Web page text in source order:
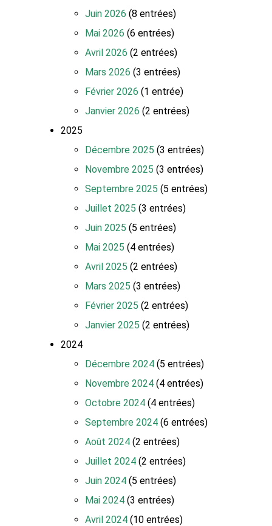
Juin 2026 (8 entrées)
Mai 2026 (6 entrées)
Avril 2026 (2 entrées)
Mars 2026 (3 entrées)
Février 2026 (1 entrée)
Janvier 2026 (2 entrées)
2025
Décembre 2025 (3 entrées)
Novembre 2025 (3 entrées)
Septembre 2025 (5 entrées)
Juillet 2025 (3 entrées)
Juin 2025 (5 entrées)
Mai 2025 (4 entrées)
Avril 2025 (2 entrées)
Mars 2025 (3 entrées)
Février 2025 (2 entrées)
Janvier 2025 (2 entrées)
2024
Décembre 2024 (5 entrées)
Novembre 2024 (4 entrées)
Octobre 2024 (4 entrées)
Septembre 2024 (6 entrées)
Août 2024 (2 entrées)
Juillet 2024 (2 entrées)
Juin 2024 (5 entrées)
Mai 2024 (3 entrées)
Avril 2024 (10 entrées)